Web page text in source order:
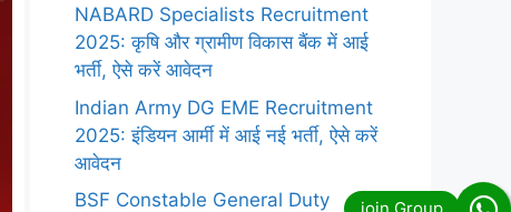
NABARD Specialists Recruitment
2025: कृषि और ग्रामीण विकास बैंक में आई
भर्ती, ऐसे करें आवेदन
Indian Army DG EME Recruitment
2025: इंडियन आर्मी में आई नई भर्ती, ऐसे करें
आवेदन
BSF Constable General Duty